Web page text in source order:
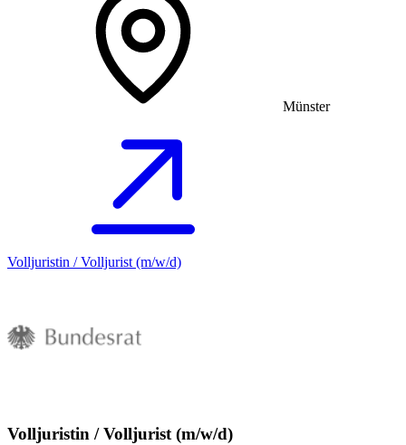
Münster
Volljuristin / Volljurist (m/w/d)
Volljuristin / Volljurist (m/w/d)